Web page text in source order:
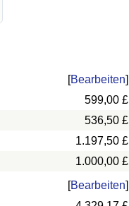
[Bearbeiten]
599,00 £
536,50 £
1.197,50 £
1.000,00 £
[Bearbeiten]